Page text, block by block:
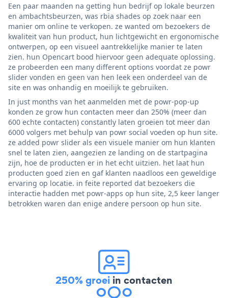
Een paar maanden na getting hun bedrijf op lokale beurzen
en ambachtsbeurzen, was rbia shades op zoek naar een
manier om online te verkopen. ze wanted om bezoekers de
kwaliteit van hun product, hun lichtgewicht en ergonomische
ontwerpen, op een visueel aantrekkelijke manier te laten
zien. hun Opencart bood hiervoor geen adequate oplossing.
ze probeerden een many different options voordat ze powr
slider vonden en geen van hen leek een onderdeel van de
site en was onhandig en moeilijk te gebruiken.
In just months van het aanmelden met de powr-pop-up
konden ze grow hun contacten meer dan 250% (meer dan
600 echte contacten) constantly laten groeien tot meer dan
6000 volgers met behulp van powr social voeden op hun site.
ze added powr slider als een visuele manier om hun klanten
snel te laten zien, aangezien ze landing on de startpagina
zijn, hoe de producten er in het echt uitzien. het laat hun
producten goed zien en gaf klanten naadloos een geweldige
ervaring op locatie. in feite reported dat bezoekers die
interactie hadden met powr-apps op hun site, 2,5 keer langer
betrokken waren dan enige andere persoon op hun site.
250% groei in contacten